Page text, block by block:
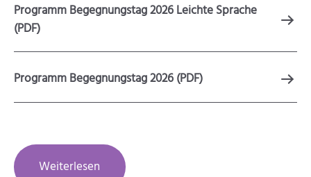
Programm Begegnungstag 2026 Leichte Sprache
(PDF)
Programm Begegnungstag 2026 (PDF)
Weiterlesen